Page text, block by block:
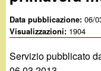
.
g
qui
Data pubblicazione:06/
Visualizzazioni: 1904
Servizio pubblicato